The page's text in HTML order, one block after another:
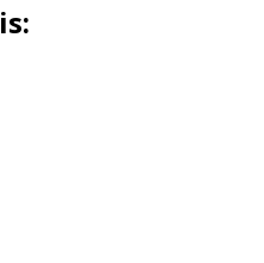
cotidiano. sua
uma escolha
e tranquilidade
reconhecida,
locação e venda
a empresa